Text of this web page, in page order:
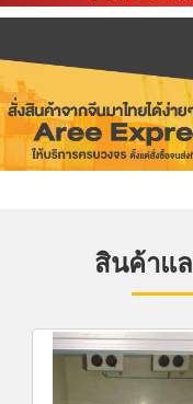
สินค้าแ